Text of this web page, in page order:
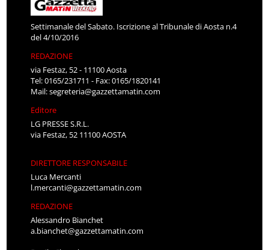
Settimanale del Sabato. Iscrizione al Tribunale di Aosta n.4
del 4/10/2016
REDAZIONE
via Festaz, 52 - 11100 Aosta
Tel: 0165/231711 - Fax: 0165/1820141
Mail:segreteria@gazzettamatin.com
Editore
LG PRESSE S.R.L.
via Festaz, 52 11100 AOSTA
DIRETTORE RESPONSABILE
Luca Mercanti
l.mercanti@gazzettamatin.com
REDAZIONE
Alessandro Bianchet
a.bianchet@gazzettamatin.com